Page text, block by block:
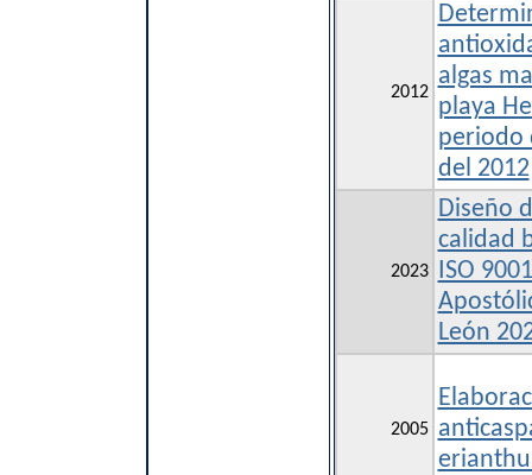
2012
algas
playa
periodo
del 2012
2023
Diseño
calidad
ISO
León
2005